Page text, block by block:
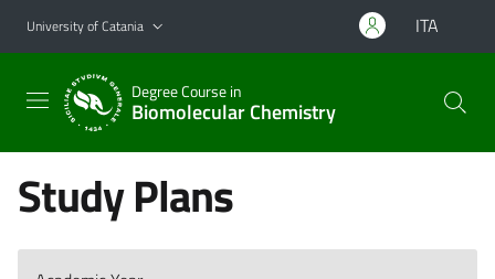
Go to main content
Go to navigation menu
University of Catania ITA
Degree Course in
Biomolecular Chemistry
Study Plans